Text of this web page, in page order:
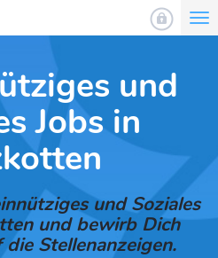
und
Jobs in
und Soziales
und bewirb Dich
Stellenanzeigen.